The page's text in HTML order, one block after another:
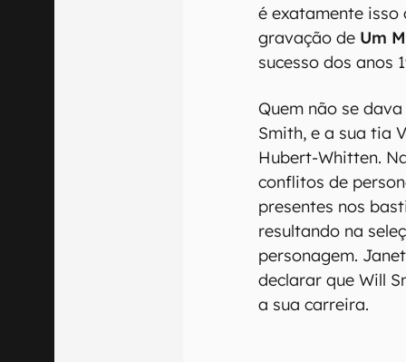
é exatamente isso
gravação de Um
sucesso dos anos
Quem não se
Smith, e a sua tia
Hubert-Whitten.
conflitos de
presentes nos
resultando na
personagem.
declarar que Will
a sua carreira.